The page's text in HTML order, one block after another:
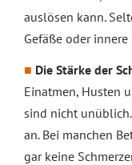
auslösen kann.
Gefäße oder
Die Stärke der
Einatmen, Husten
sind nicht
an. Bei manchen
gar keine